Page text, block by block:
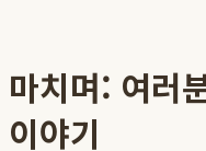
마치며: 여러
이야기